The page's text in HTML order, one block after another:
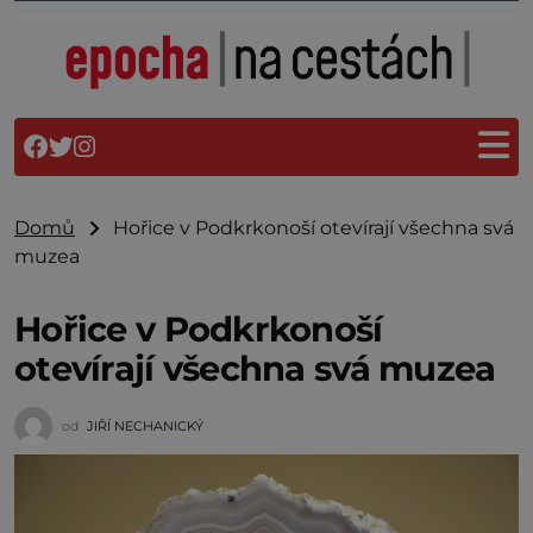
Domů
Hořice v Podkrkonoší otevírají všechna svá
muzea
Hořice v Podkrkonoší
otevírají všechna svá muzea
od JIŘÍ NECHANICKÝ